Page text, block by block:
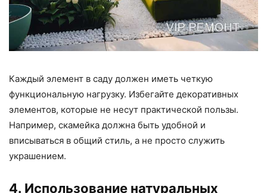
Каждый элемент в саду должен иметь четкую
функциональную нагрузку. Избегайте декоративных
элементов, которые не несут практической пользы.
Например, скамейка должна быть удобной и
вписываться в общий стиль, а не просто служить
украшением.
4. Использование натуральных